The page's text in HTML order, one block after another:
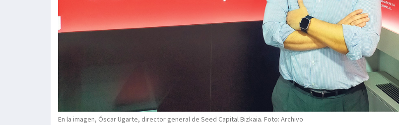
En la imagen, Óscar Ugarte, director general de Seed Capital Bizkaia. Foto: Archivo